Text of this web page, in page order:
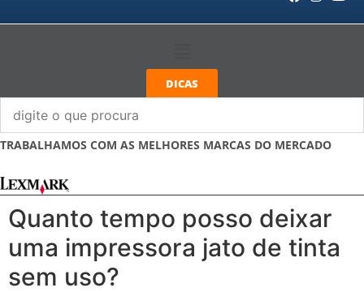
DICAS
TRABALHAMOS COM AS MELHORES MARCAS DO MERCADO
Quanto tempo posso deixar
uma impressora jato de tinta
sem uso?